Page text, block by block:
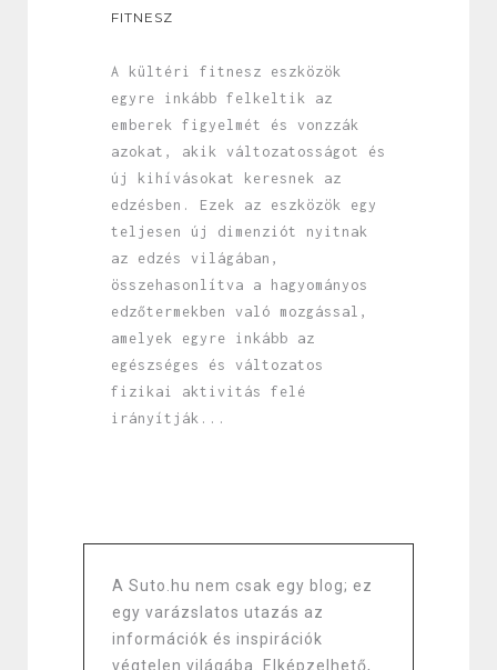
FITNESZ
A kültéri fitnesz eszközök
egyre inkább felkeltik az
emberek figyelmét és vonzzák
azokat, akik változatosságot és
új kihívásokat keresnek az
edzésben. Ezek az eszközök egy
teljesen új dimenziót nyitnak
az edzés világában,
összehasonlítva a hagyományos
edzőtermekben való mozgással,
amelyek egyre inkább az
egészséges és változatos
fizikai aktivitás felé
irányítják...
A Suto.hu nem csak egy blog; ez
egy varázslatos utazás az
információk és inspirációk
végtelen világába. Elképzelhető,